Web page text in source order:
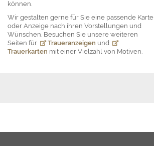
können.
Wir gestalten gerne für Sie eine passende Karte
oder Anzeige nach ihren Vorstellungen und
Wünschen. Besuchen Sie unsere weiteren
Seiten für
Traueranzeigen und
Trauerkarten mit einer Vielzahl von Motiven.